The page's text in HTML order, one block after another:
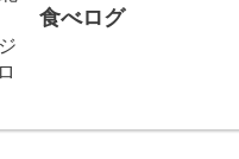
食べログ